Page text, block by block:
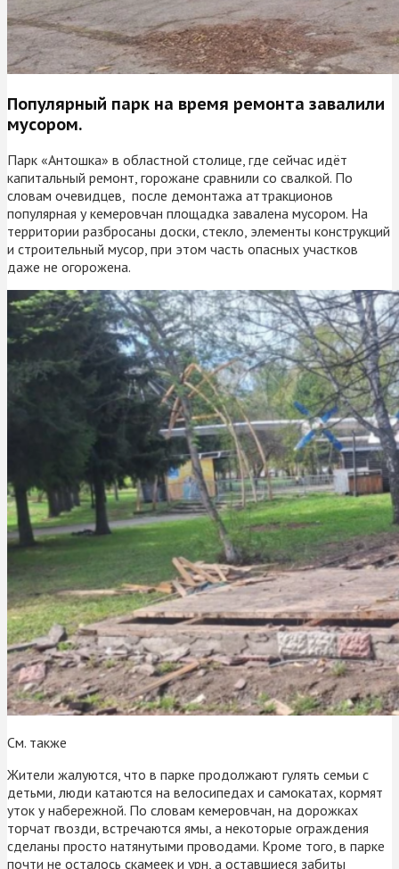
Популярный парк на время ремонта завалили
мусором.
Парк «Антошка» в областной столице, где сейчас идёт
капитальный ремонт, горожане сравнили со свалкой. По
словам очевидцев, после демонтажа аттракционов
популярная у кемеровчан площадка завалена мусором. На
территории разбросаны доски, стекло, элементы конструкций
и строительный мусор, при этом часть опасных участков
даже не огорожена.
См. также
Жители жалуются, что в парке продолжают гулять семьи с
детьми, люди катаются на велосипедах и самокатах, кормят
уток у набережной. По словам кемеровчан, на дорожках
торчат гвозди, встречаются ямы, а некоторые ограждения
сделаны просто натянутыми проводами. Кроме того, в парке
почти не осталось скамеек и урн, а оставшиеся забиты